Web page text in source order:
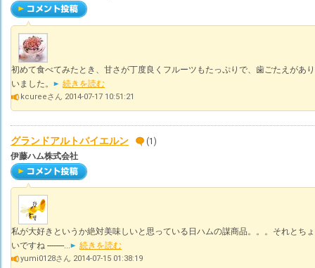
初めて食べてみたとき、甘さが丁度良くフルーツもたっぷりで、歯ごたえがあ
いました。
続きを読む
kcureeさん 2014-07-17 10:51:21
グランドアルトバイエルン
(1)
伊藤ハム株式会社
私が大好きというか絶対美味しいと思っている日ハムの謀商品。。。それとち
いですね --------...
続きを読む
yumi0128さん 2014-07-15 01:38:19